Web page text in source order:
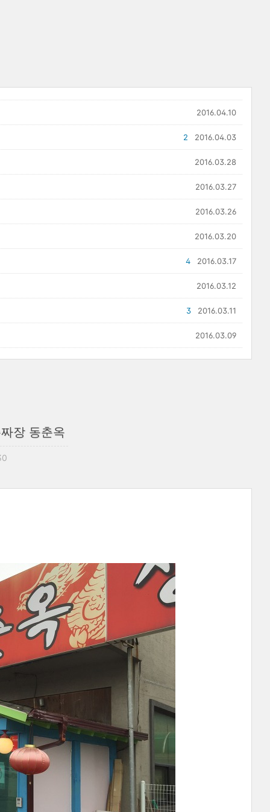
2016.04.10
2016.04.03
2
2016.03.28
2016.03.27
2016.03.26
2016.03.20
2016.03.17
4
2016.03.12
2016.03.11
3
2016.03.09
장 동춘옥